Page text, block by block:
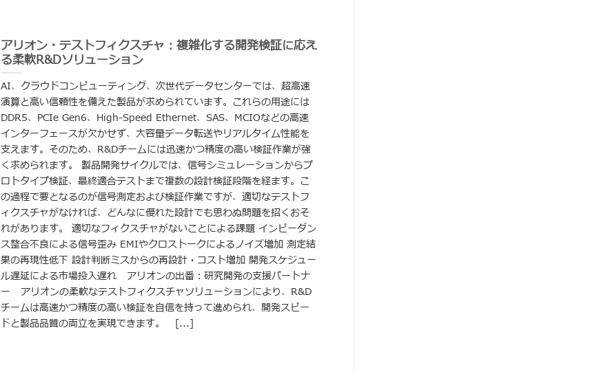
アリオン・テストフィクスチャ：複雑化する開発検証に応え
る柔軟R&Dソリューション
AI、クラウドコンピューティング、次世代データセンターでは、超高速
演算と高い信頼性を備えた製品が求められています。これらの用途には
DDR5、PCIe Gen6、High-Speed Ethernet、SAS、MCIOなどの高速
インターフェースが欠かせず、大容量データ転送やリアルタイム性能を
支えます。そのため、R&Dチームには迅速かつ精度の高い検証作業が強
く求められます。 製品開発サイクルでは、信号シミュレーションからプ
ロトタイプ検証、最終適合テストまで複数の設計検証段階を経ます。こ
の過程で要となるのが信号測定および検証作業ですが、適切なテストフ
ィクスチャがなければ、どんなに優れた設計でも思わぬ問題を招くおそ
れがあります。 適切なフィクスチャがないことによる課題 インピーダン
ス整合不良による信号歪み EMIやクロストークによるノイズ増加 測定結
果の再現性低下 設計判断ミスからの再設計・コスト増加 開発スケジュー
ル遅延による市場投入遅れ アリオンの出番：研究開発の支援パートナ
ー アリオンの柔軟なテストフィクスチャソリューションにより、R&D
チームは高速かつ精度の高い検証を自信を持って進められ、開発スピー
ドと製品品質の両立を実現できます。 [...]